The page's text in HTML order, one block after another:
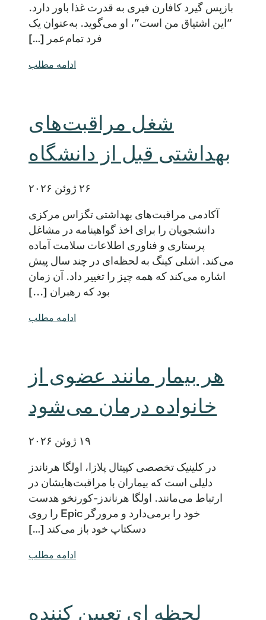
بازپس گیرد کافارن فیری به قدرت غذا باور دارد.
“این اشتیاق من است”، او می‌گوید. به‌عنوان یک
فرد تمام‌عمر […]
ادامه مطلب
شغل مراقبت‌های
بهداشتی قبل از دانشگاه
۲۶ ژوئن ۲۰۲۶
آکادمی مراقبت‌های بهداشتی تگزاس مرکزی
دانشجویان را برای اخذ گواهینامه در مشاغل
پرستاری و فناوری اطلاعات سلامت آماده
می‌کند. اشلی کینگ به لحظه‌ای در چند سال پیش
اشاره می‌کند که همه چیز را تغییر داد. آن زمان
بود که رهبران [...]
ادامه مطلب
هر بیمار مانند عضوی از
خانواده درمان می‌شود
۱۹ ژوئن ۲۰۲۶
در کلینیک تخصصی کپیتال پلازا، اولگا هرناندز
دلیلی است که بیماران با مراقبت‌هایشان در
ارتباط می‌مانند. اولگا هرناندز-کورنخو هدست
خود را برمی‌دارد و مرورگر Epic را روی
دسکتاپ خود باز می‌کند […]
ادامه مطلب
لحظه ای تعیین کننده